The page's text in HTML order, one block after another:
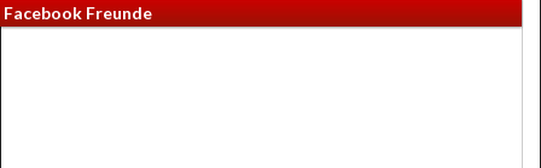
Facebook Freunde